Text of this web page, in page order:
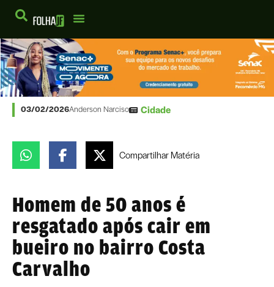
03/02/2026Anderson Narciso Cidade
CompartilharMatéria
Homem de 50 anos é
resgatado após cair em
bueiro no bairro Costa
Carvalho